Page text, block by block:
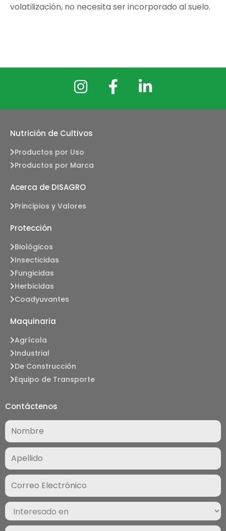
volatilización, no necesita ser incorporado al suelo.
Nutrición de Cultivos
Productos por Uso
Productos por Marca
Acerca de DISAGRO
Principios y Valores
Protección
Biológicos
Insecticidas
Fungicidas
Herbicidas
Coadyuvantes
Maquinaria
Agrícola
Industrial
De Construcción
Equipo de Transporte
Contáctenos
Nombre
(Required)
Correo
Electrónico
(Required)
Interesado
en
(Required)